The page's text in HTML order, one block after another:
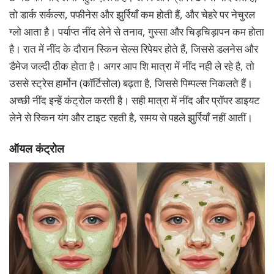
तो डार्क सर्कल्स, पफीनेस और झुर्रियाँ कम होती हैं, और चेहरे पर नेचुरल
ग्लो आता है। पर्याप्त नींद लेने से तनाव, गुस्सा और चिड़चिड़ापन कम होता
है। रात में नींद के दौरान स्किन सेल्स रिपेयर होते हैं, जिससे डलनेस और
डैमेज जल्दी ठीक होता है। अगर आप शि मात्रा में नींद नही ले रहे है, तो
उससे स्ट्रेस हार्मोन (कॉर्टिसोल) बढ़ता है, जिससे पिम्पल्स निकलते हैं।
अच्छी नींद इन्हें कंट्रोल करती है। सही मात्रा में नींद और प्रॉपर डाइयट
लेने से स्किन यंग और टाइट रहती है, समय से पहले झुर्रियाँ नहीं आतीं।
ऑयल कंट्रोल